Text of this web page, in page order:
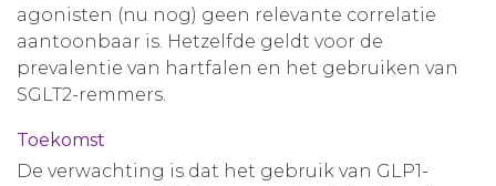
agonisten (nu nog) geen relevante correlatie
aantoonbaar is. Hetzelfde geldt voor de
prevalentie van hartfalen en het gebruiken van
SGLT2-remmers.
Toekomst
De verwachting is dat het gebruik van GLP1-